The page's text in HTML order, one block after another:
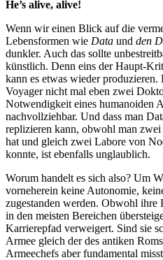
He’s alive, alive!
Wenn wir einen Blick auf die
Lebensformen wie Data und den
dunkler. Auch das sollte
künstlich. Denn eins der Haupt-
kann es etwas wieder
Voyager nicht mal eben zwei
Notwendigkeit eines humanoiden
nachvollziehbar. Und dass man
replizieren kann, obwohl man
hat und gleich zwei Labore von
konnte, ist ebenfalls unglaublich.
Worum handelt es sich also? Um
vorneherein keine Autonomie,
zugestanden werden. Obwohl ihre
in den meisten Bereichen
Karrierepfad verweigert. Sind sie
Armee gleich der des antiken
Armeechefs aber fundamental